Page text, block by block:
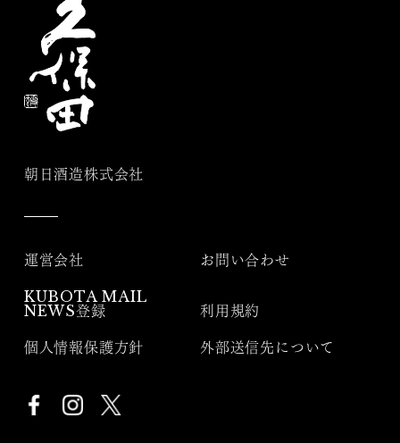
朝日酒造株式会社
運営会社 お問い合わせ
KUBOTA MAIL
NEWS登録
利用規約
個人情報保護方針 外部送信先について